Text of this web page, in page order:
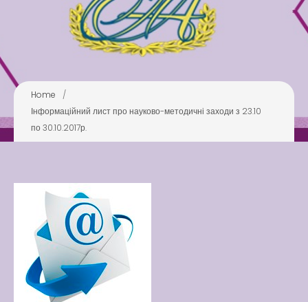
Play is Our Brain’s Favorite
Way
Latter match class
New Friends Everyday at
Home
/
Інформаційний лист про науково-методичні заходи з 23.10
по 30.10.2017р.